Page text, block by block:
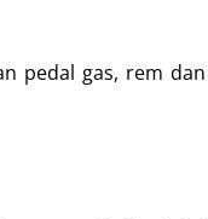
pedal gas, rem